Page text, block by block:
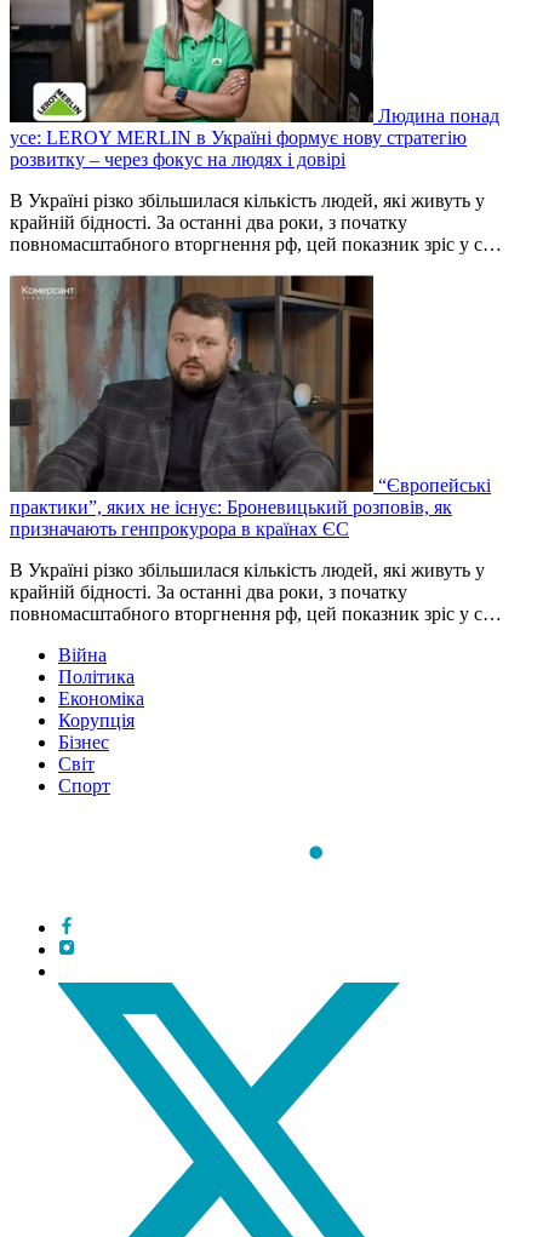
Людина понад
усе: LEROY MERLIN в Україні формує нову стратегію
розвитку – через фокус на людях і довірі
В Україні різко збільшилася кількість людей, які живуть у
крайній бідності. За останні два роки, з початку
повномасштабного вторгнення рф, цей показник зріс у с…
“Європейські
практики”, яких не існує: Броневицький розповів, як
призначають генпрокурора в країнах ЄС
В Україні різко збільшилася кількість людей, які живуть у
крайній бідності. За останні два роки, з початку
повномасштабного вторгнення рф, цей показник зріс у с…
Війна
Політика
Економіка
Корупція
Бізнес
Світ
Спорт